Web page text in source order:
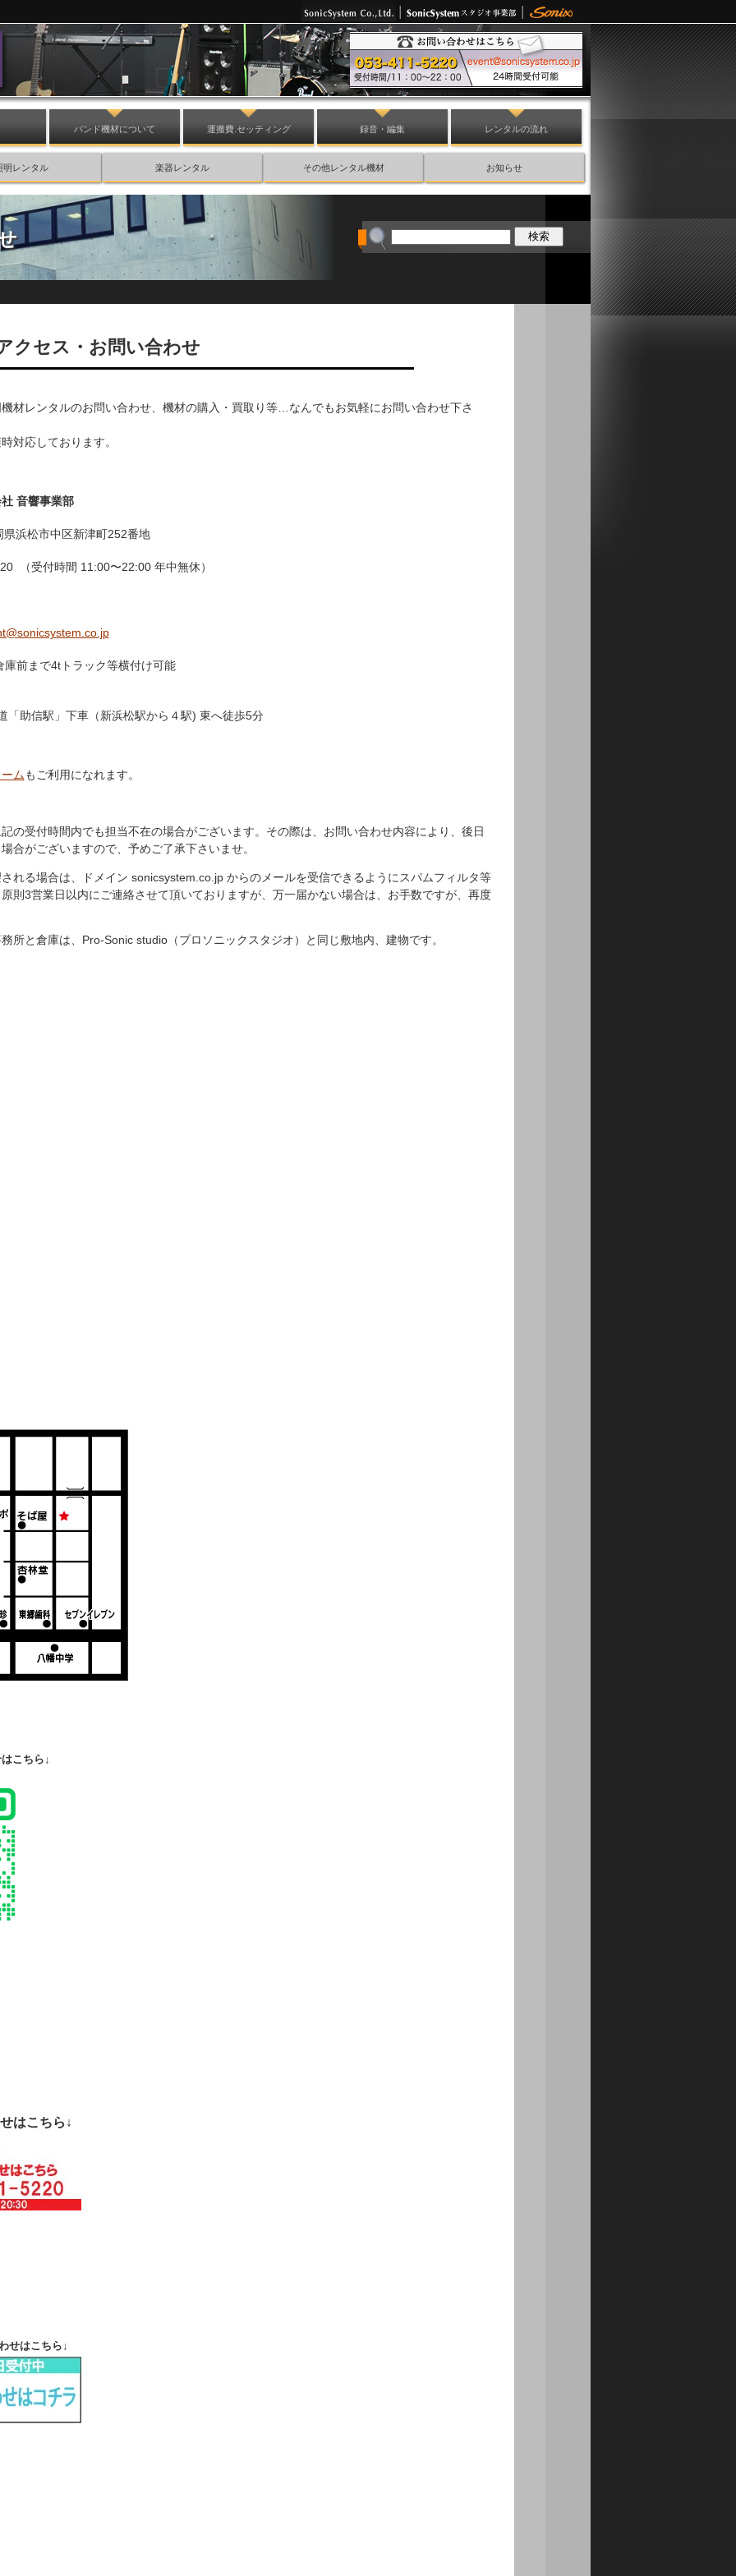
バンド機材について 運搬費.セッティング 録音・編集 レンタルの流れ
明レンタル 楽器レンタル その他レンタル機材 お知らせ
クセス・お問い合わせ
材レンタルのお問い合わせ、機材の購入・買取り等…なんでもお気軽にお問い合わせ下さ
対応しております。
音響事業部
浜松市中区新津町252番地
（受付時間 11:00〜22:00 年中無休）
前まで4tトラック等横付け可能
「助信駅」下車（新浜松駅から４駅) 東へ徒歩5分
ム もご利用になれます。
の受付時間内でも担当不在の場合がございます。その際は、お問い合わせ内容により、後日
合がございますので、予めご了承下さいませ。
れる場合は、ドメイン sonicsystem.co.jp からのメールを受信できるようにスパムフィルタ等
則3営業日以内にご連絡させて頂いておりますが、万一届かない場合は、お手数ですが、再度
所と倉庫は、Pro-Sonic studio（プロソニックスタジオ）と同じ敷地内、建物です。
こちら↓
はこちら↓
せはこちら↓